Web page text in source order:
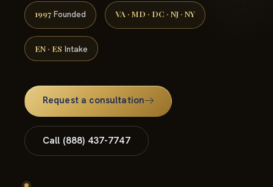
1997 Founded VA · MD · DC · NJ · NY
EN · ES Intake
Request a consultation
Call (888) 437-7747